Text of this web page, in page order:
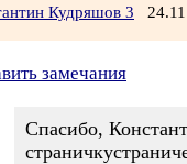
Кудряшов 3
замечания
Спасибо,